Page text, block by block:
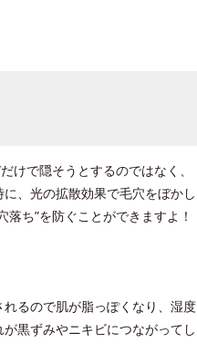
けで隠そうとするのではなく、
、光の拡散効果で毛穴をぼかし
ち”を防ぐことができますよ！
るので肌が脂っぽくなり、湿度
黒ずみやニキビにつながってし